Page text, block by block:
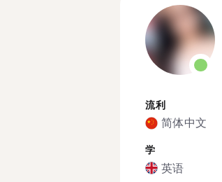
流利
简体中文
学
英语